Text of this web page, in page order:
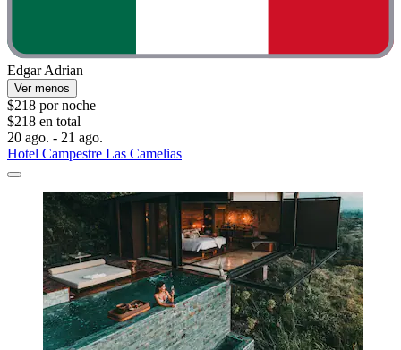
Edgar Adrian
Ver menos
$218 por noche
$218 en total
20 ago. - 21 ago.
Hotel Campestre Las Camelias